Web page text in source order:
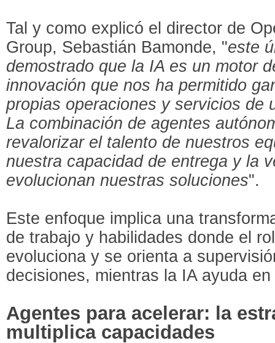
Tal y como explicó el director de
Group, Sebastián Bamonde, "este
demostrado que la IA es un motor
innovación que nos ha permitido
propias operaciones y servicios de
La combinación de agentes
revalorizar el talento de nuestros
nuestra capacidad de entrega y la
evolucionan nuestras soluciones".
Este enfoque implica una
de trabajo y habilidades donde el
evoluciona y se orienta a
decisiones, mientras la IA ayuda
Agentes para acelerar: la
multiplica capacidades